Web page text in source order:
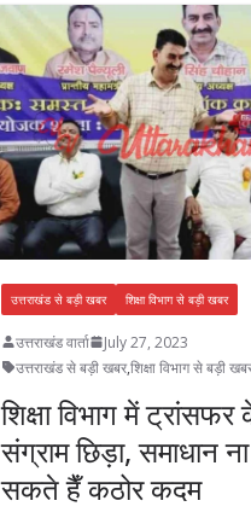
o
o
k
a
m
A
p
p
उत्तराखंड से बड़ी खबर शिक्षा विभाग से बड़ी खबर
उत्तराखंड वार्ता
July 27, 2023
उत्तराखंड से बड़ी खबर,शिक्षा विभाग से बड़ी
शिक्षा विभाग में
संग्राम छिड़ा, समाधान
सकते हैँ कठोर कदम